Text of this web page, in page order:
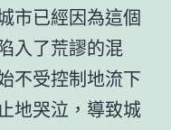
市已經因為這個
入了荒謬的混
不受控制地流下
地哭泣，導致城